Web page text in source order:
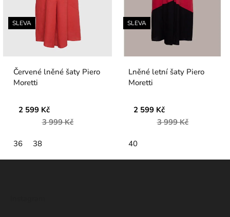
SLEVA
Červené lněné šaty Piero
Moretti
2 599 Kč
3 999 Kč
36 38
SLEVA
Lněné letní šaty Piero
Moretti
2 599 Kč
3 999 Kč
40